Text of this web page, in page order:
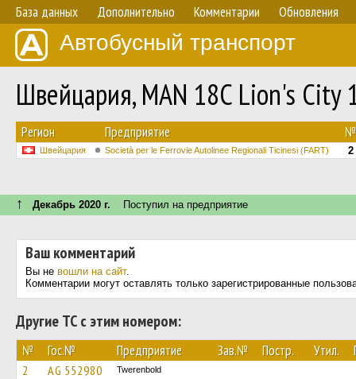
База данных Дополнительно Комментарии Обновления
Автобусный транспорт
Швейцария, MAN 18C Lion's
Регион Предприятие №
Швейцария Società per le Ferrovie Autolinee Regionali Ticinesi (FART) 2
↑ Декабрь 2020 г. Поступил на предприятие
Ваш комментарий
Вы не вошли на сайт.
Комментарии могут оставлять только зарегистрированные
Другие ТС с этим номером:
№ Гос.№ Предприятие Зав.№ Постр. Утил.
2 AG 552980 Twerenbold